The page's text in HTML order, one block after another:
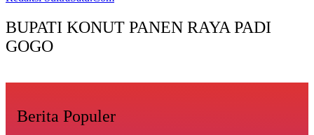
BUPATI KONUT PANEN RAYA PADI
GOGO
Berita Populer